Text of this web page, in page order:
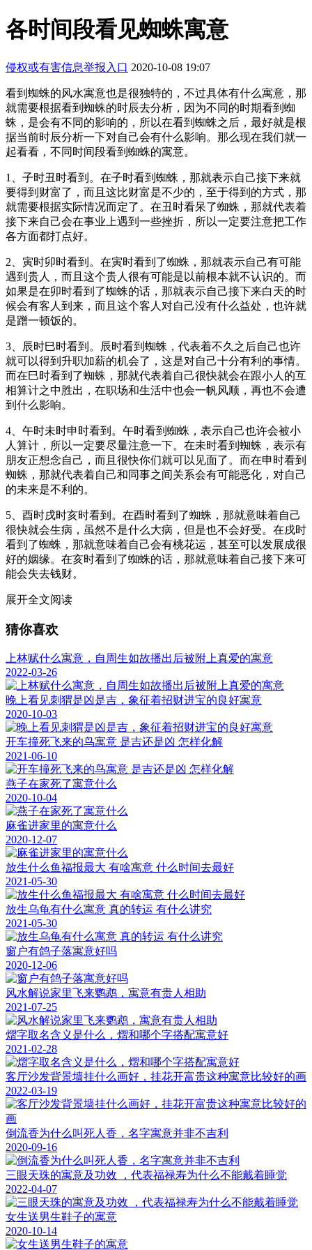
各时间段看见蜘蛛寓意
侵权或有害信息举报入口 2020-10-08 19:07
看到蜘蛛的风水寓意也是很独特的，不过具体有什么寓意，那
就需要根据看到蜘蛛的时辰去分析，因为不同的时期看到蜘
蛛，是会有不同的影响的，所以在看到蜘蛛之后，最好就是根
据当前时辰分析一下对自己会有什么影响。那么现在我们就一
起看看，不同时间段看到蜘蛛的寓意。
1、子时丑时看到。在子时看到蜘蛛，那就表示自己接下来就
要得到财富了，而且这比财富是不少的，至于得到的方式，那
就需要根据实际情况而定了。在丑时看呆了蜘蛛，那就代表着
接下来自己会在事业上遇到一些挫折，所以一定要注意把工作
各方面都打点好。
2、寅时卯时看到。在寅时看到了蜘蛛，那就表示自己有可能
遇到贵人，而且这个贵人很有可能是以前根本就不认识的。而
如果是在卯时看到了蜘蛛的话，那就表示自己接下来白天的时
候会有客人到来，而且这个客人对自己没有什么益处，也许就
是蹭一顿饭的。
3、辰时巳时看到。辰时看到蜘蛛，代表着不久之后自己也许
就可以得到升职加薪的机会了，这是对自己十分有利的事情。
而在巳时看到了蜘蛛，那就代表着自己很快就会在跟小人的互
相算计之中胜出，在职场和生活中也会一帆风顺，再也不会遭
到什么影响。
4、午时未时申时看到。午时看到蜘蛛，表示自己也许会被小
人算计，所以一定要尽量注意一下。在未时看到蜘蛛，表示有
朋友正想念自己，而且很快你们就可以见面了。而在申时看到
蜘蛛，那就代表着自己和同事之间关系会有可能恶化，对自己
的未来是不利的。
5、酉时戌时亥时看到。在酉时看到了蜘蛛，那就意味着自己
很快就会生病，虽然不是什么大病，但是也不会好受。在戌时
看到了蜘蛛，那就意味着自己会有桃花运，甚至可以发展成很
好的姻缘。在亥时看到了蜘蛛的话，那就意味着自己接下来可
能会失去钱财。
展开全文阅读
猜你喜欢
上林赋什么寓意，自周生如故播出后被附上真爱的寓意
2022-03-26
晚上看见刺猬是凶是吉，象征着招财进宝的良好寓意
2020-10-03
开车撞死飞来的鸟寓意 是吉还是凶 怎样化解
2021-06-10
燕子在家死了寓意什么
2020-10-04
麻雀进家里的寓意什么
2020-12-07
放生什么鱼福报最大 有啥寓意 什么时间去最好
2021-05-30
放生乌龟有什么寓意 真的转运 有什么讲究
2021-05-30
窗户有鸽子落寓意好吗
2020-12-06
风水解说家里飞来鹦鹉，寓意有贵人相助
2021-07-25
熠字取名含义是什么，熠和哪个字搭配寓意好
2021-02-28
客厅沙发背景墙挂什么画好，挂花开富贵这种寓意比较好的画
2022-03-19
倒流香为什么叫死人香，名字寓意并非不吉利
2020-09-16
三眼天珠的寓意及功效 ，代表福禄寿为什么不能戴着睡觉
2022-04-07
女生送男生鞋子的寓意
2020-10-14